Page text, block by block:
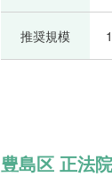
推奨規模
豊島区 正法